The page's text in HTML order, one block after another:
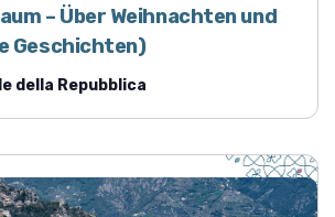
n
– Über Weihnachten und
Geschichten)
della Repubblica